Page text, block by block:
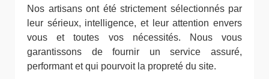
Nos artisans ont été strictement sélectionnés par
leur sérieux, intelligence, et leur attention envers
vous et toutes vos nécessités. Nous vous
garantissons de fournir un service assuré,
performant et qui pourvoit la propreté du site.